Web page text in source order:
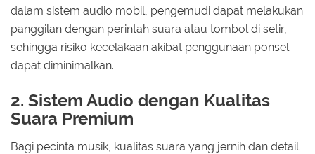
dalam sistem audio mobil, pengemudi dapat melakukan
panggilan dengan perintah suara atau tombol di setir,
sehingga risiko kecelakaan akibat penggunaan ponsel
dapat diminimalkan.
2. Sistem Audio dengan Kualitas
Suara Premium
Bagi pecinta musik, kualitas suara yang jernih dan detail